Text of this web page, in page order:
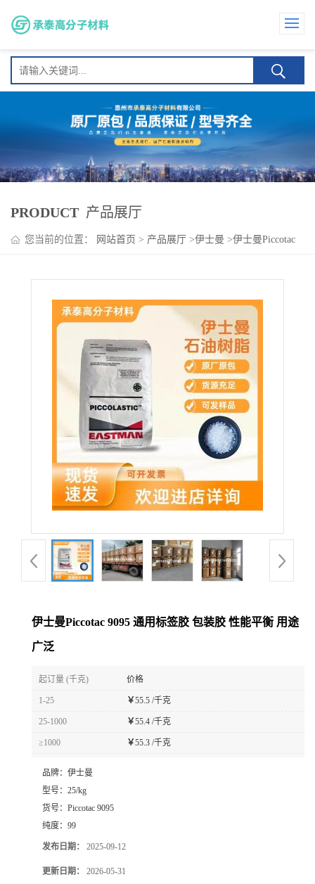
PRODUCT 产品展厅
您当前的位置： 网站首页 > 产品展厅 >伊士曼 >伊士曼Piccotac
伊士曼Piccotac 9095 通用标签胶 包装胶 性能平衡 用途
广泛
起订量 (千克) 价格
1-25 ￥55.5 /千克
25-1000 ￥55.4 /千克
≥1000 ￥55.3 /千克
品牌： 伊士曼
型号： 25/kg
货号： Piccotac 9095
纯度： 99
发布日期： 2025-09-12
更新日期： 2026-05-31